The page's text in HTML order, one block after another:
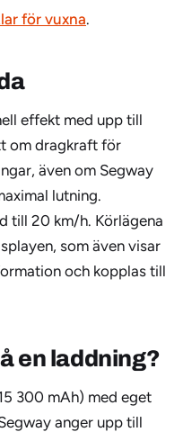
för vuxna.
effekt med upp till
om dragkraft för
även om Segway
lutning.
till 20 km/h. Körlägena
som även visar
och kopplas till
en laddning?
300 mAh) med eget
anger upp till